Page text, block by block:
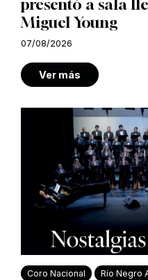
presentó a sala
Miguel Young
07/08/2026
Ver más
Coro Nacional Río Negro